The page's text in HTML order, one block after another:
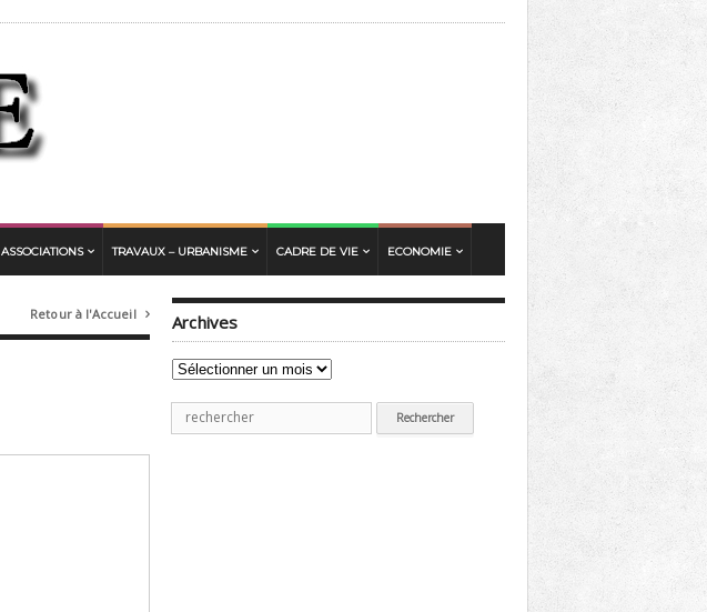
ASSOCIATIONS TRAVAUX – URBANISME CADRE DE VIE ECONOMIE
Retour à l'Accueil  Archives
Archives
Recherche
pour